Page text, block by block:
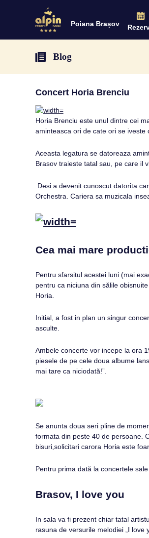
Poiana Brașov
Blog
Concert Horia Brenciu
Horia Brenciu este unul dintre cei
aminteasca ori de cate ori se iveste
Aceasta legatura se datoreaza
Brasov traieste tatal sau, pe care il
Desi a devenit cunoscut datorita
Orchestra. Cariera sa muzicala
Cea mai mare
Pentru sfarsitul acestei luni (mai
pentru ca niciuna din sălile
Horia.
Initial, a fost in plan un singur
asculte.
Ambele concerte vor incepe la ora
piesele de pe cele doua albume
mai tare ca niciodată!”.
Se anunta doua seri pline de
formata din peste 40 de persoane.
bisuri,solicitari carora Horia este
Pentru prima dată la concertele
Brasov, I love you
In sala va fi prezent chiar tatal
rasuna de versurile melodiei „I love